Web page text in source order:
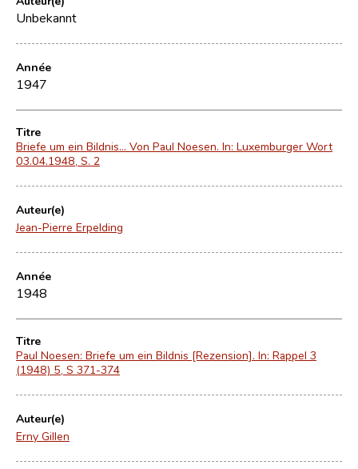
Unbekannt
Année
1947
Titre
Briefe um ein Bildnis... Von Paul Noesen. In: Luxemburger Wort
03.04.1948, S. 2
Auteur(e)
Jean-Pierre Erpelding
Année
1948
Titre
Paul Noesen: Briefe um ein Bildnis [Rezension]. In: Rappel 3
(1948) 5, S 371-374
Auteur(e)
Erny Gillen